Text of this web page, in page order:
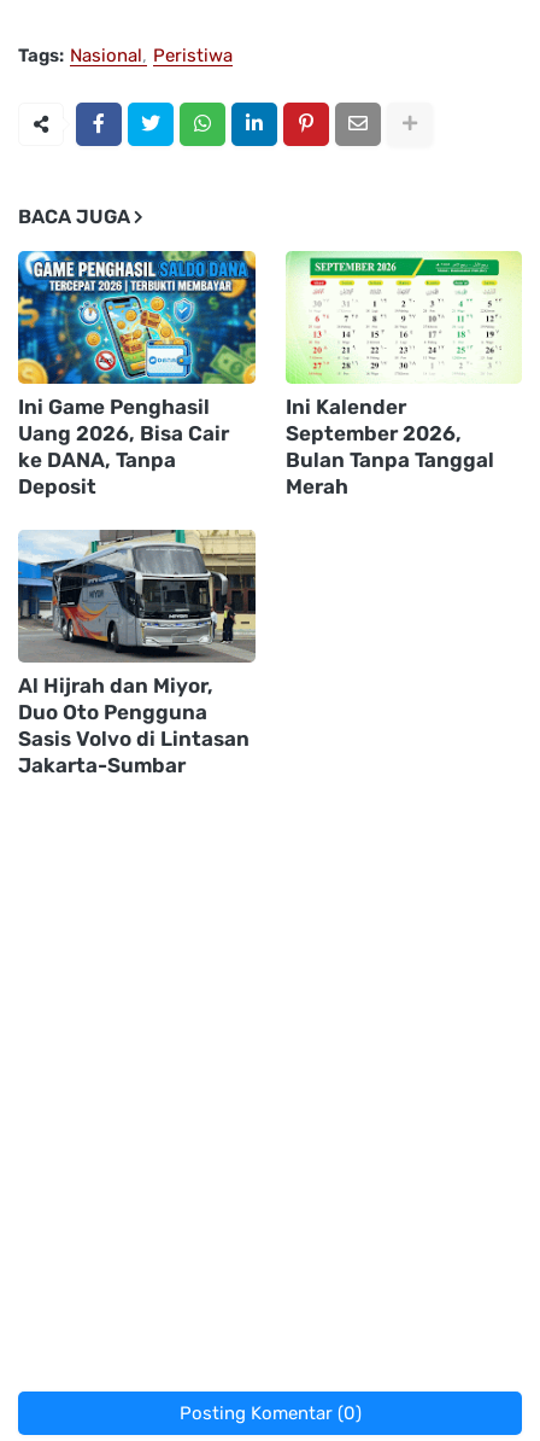
Tags: Nasional Peristiwa
BACA JUGA
Ini Game Penghasil
Uang 2026, Bisa Cair
ke DANA, Tanpa
Deposit
Ini Kalender
September 2026,
Bulan Tanpa Tanggal
Merah
Al Hijrah dan Miyor,
Duo Oto Pengguna
Sasis Volvo di Lintasan
Jakarta-Sumbar
Posting Komentar (0)